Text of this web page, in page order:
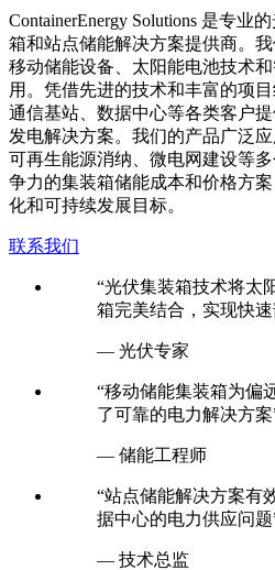
ContainerEnergy Solutions 是专业
箱和站点储能解决方案提供商。
移动储能设备、太阳能电池技术
用。凭借先进的技术和丰富的项
通信基站、数据中心等各类客户
发电解决方案。我们的产品广泛
可再生能源消纳、微电网建设等
争力的集装箱储能成本和价格方
化和可持续发展目标。
联系我们
“光伏集装箱技术将太
箱完美结合，实现快
— 光伏专家
“移动储能集装箱为偏
了可靠的电力解决方案
— 储能工程师
“站点储能解决方案有
据中心的电力供应问题
— 技术总监